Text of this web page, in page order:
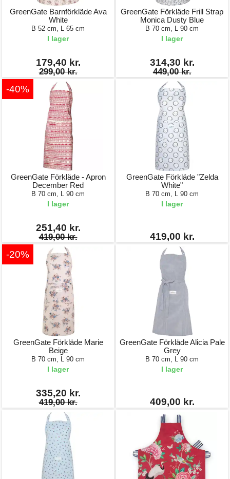
GreenGate Barnförkläde Ava
White
B 52 cm, L 65 cm
I lager
179,40 kr.
299,00 kr.
GreenGate Förkläde Frill Strap
Monica Dusty Blue
B 70 cm, L 90 cm
I lager
314,30 kr.
449,00 kr.
-40%
GreenGate Förkläde - Apron
December Red
B 70 cm, L 90 cm
I lager
251,40 kr.
419,00 kr.
GreenGate Förkläde "Zelda
White"
B 70 cm, L 90 cm
I lager
419,00 kr.
-20%
GreenGate Förkläde Marie
Beige
B 70 cm, L 90 cm
I lager
335,20 kr.
419,00 kr.
GreenGate Förkläde Alicia Pale
Grey
B 70 cm, L 90 cm
I lager
409,00 kr.